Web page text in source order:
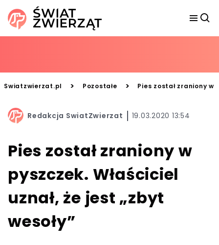
Swiatzwierzat.pl > Pozostałe > Pies został zraniony w
Redakcja SwiatZwierzat 19.03.2020 13:54
Pies został zraniony w
pyszczek. Właściciel
uznał, że jest „zbyt
wesoły”